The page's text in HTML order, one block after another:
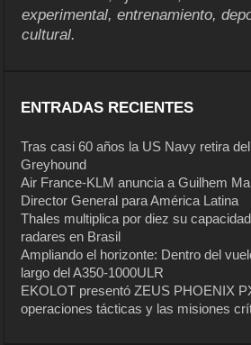
experimental, entrenamiento,
cultural.
ENTRADAS RECIENTES
Tras casi 60 años la US Navy retira
Greyhound
Air France-KLM anuncia a Guilhem
Director General para América Latina
Thales multiplica por diez su
radares en Brasil
Ampliando el horizonte: Dentro del
largo del A350-1000ULR
EKOLOT presentó ZEUS PHOENIX
operaciones tácticas y las misiones